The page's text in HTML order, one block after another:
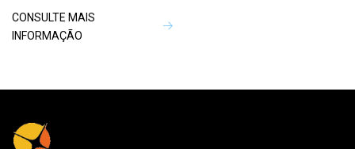
Sydney, Marc
CONSULTE MAIS
INFORMAÇÃO